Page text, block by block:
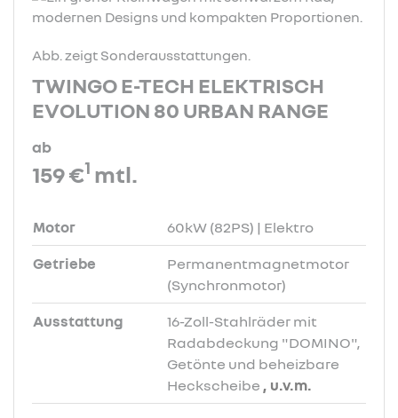
Abb. zeigt Sonderausstattungen.
TWINGO E-TECH ELEKTRISCH
EVOLUTION 80 URBAN RANGE
ab
159 €1 mtl.
Motor 60kW (82PS) | Elektro
Getriebe
Permanentmagnetmotor
(Synchronmotor)
Ausstattung
16-Zoll-Stahlräder mit
Radabdeckung "DOMINO",
Getönte und beheizbare
Heckscheibe , u.v.m.